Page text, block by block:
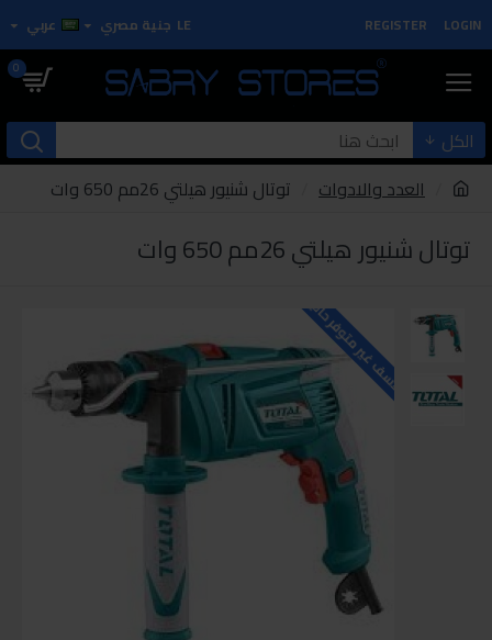
LOGIN
REGISTER
LE جنية مصري عربي
0
الكل
العدد والادوات
توتال شنيور هيلتي 26مم 650 وات
توتال شنيور هيلتي 26مم 650 وات
للاسف غير متوفر حاليا